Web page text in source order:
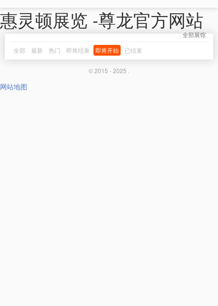
惠灵顿展览 -尊龙官方网站
全部 最新 热门 即将结束 即将开始 已结束
全部展馆
© 2015 - 2025 .
网站地图